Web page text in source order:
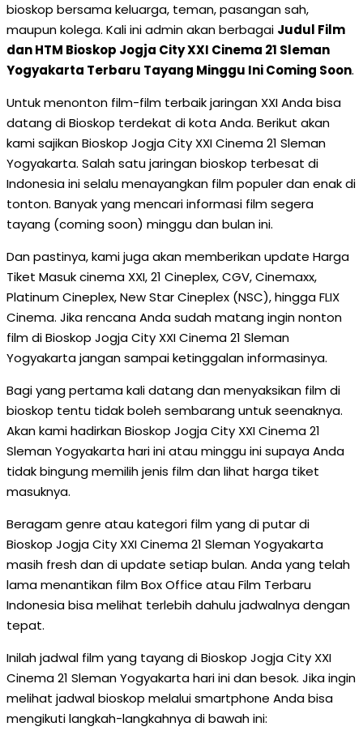
bioskop bersama keluarga, teman, pasangan sah,
maupun kolega. Kali ini admin akan berbagai Judul Film
dan HTM Bioskop Jogja City XXI Cinema 21 Sleman
Yogyakarta Terbaru Tayang Minggu Ini Coming Soon.
Untuk menonton film-film terbaik jaringan XXI Anda bisa
datang di Bioskop terdekat di kota Anda. Berikut akan
kami sajikan Bioskop Jogja City XXI Cinema 21 Sleman
Yogyakarta. Salah satu jaringan bioskop terbesat di
Indonesia ini selalu menayangkan film populer dan enak di
tonton. Banyak yang mencari informasi film segera
tayang (coming soon) minggu dan bulan ini.
Dan pastinya, kami juga akan memberikan update Harga
Tiket Masuk cinema XXI, 21 Cineplex, CGV, Cinemaxx,
Platinum Cineplex, New Star Cineplex (NSC), hingga FLIX
Cinema. Jika rencana Anda sudah matang ingin nonton
film di Bioskop Jogja City XXI Cinema 21 Sleman
Yogyakarta jangan sampai ketinggalan informasinya.
Bagi yang pertama kali datang dan menyaksikan film di
bioskop tentu tidak boleh sembarang untuk seenaknya.
Akan kami hadirkan Bioskop Jogja City XXI Cinema 21
Sleman Yogyakarta hari ini atau minggu ini supaya Anda
tidak bingung memilih jenis film dan lihat harga tiket
masuknya.
Beragam genre atau kategori film yang di putar di
Bioskop Jogja City XXI Cinema 21 Sleman Yogyakarta
masih fresh dan di update setiap bulan. Anda yang telah
lama menantikan film Box Office atau Film Terbaru
Indonesia bisa melihat terlebih dahulu jadwalnya dengan
tepat.
Inilah jadwal film yang tayang di Bioskop Jogja City XXI
Cinema 21 Sleman Yogyakarta hari ini dan besok. Jika ingin
melihat jadwal bioskop melalui smartphone Anda bisa
mengikuti langkah-langkahnya di bawah ini: